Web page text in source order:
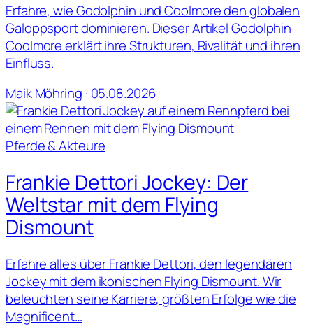
Erfahre, wie Godolphin und Coolmore den globalen
Galoppsport dominieren. Dieser Artikel Godolphin
Coolmore erklärt ihre Strukturen, Rivalität und ihren
Einfluss.
Maik Möhring · 05.08.2026
Pferde & Akteure
Frankie Dettori Jockey: Der
Weltstar mit dem Flying
Dismount
Erfahre alles über Frankie Dettori, den legendären
Jockey mit dem ikonischen Flying Dismount. Wir
beleuchten seine Karriere, größten Erfolge wie die
Magnificent…